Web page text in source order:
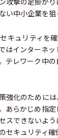
い中小企業を狙
キュリティを確
はインターネ
テレワーク中
強化のために
あらかじめ指
スできないよ
セキュリティ